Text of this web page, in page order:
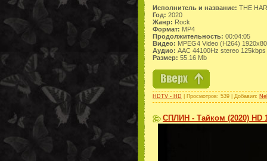
Исполнитель и название: THE
Год: 2020
Жанр: Rock
Формат: MP4
Продолжительность: 00:04:05
Видео: MPEG4 Video (H264)
Аудио: AAC 44100Hz stereo 125kbps
Размер: 55.16 Mb
HDTV - HD | Просмотров: 539 | Добавил:
СПЛИН - Тайком (2020) HD